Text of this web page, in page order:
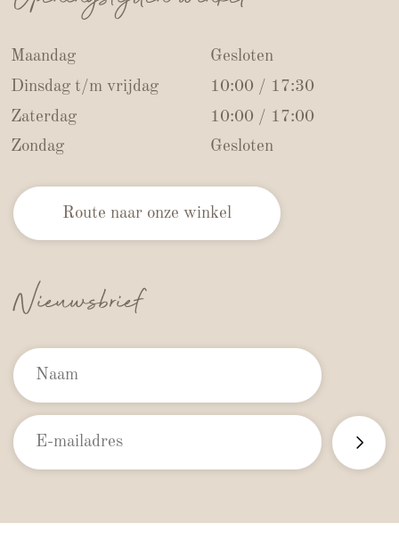
Maandag
Gesloten
Dinsdag t/m vrijdag
10:00 / 17:30
Zaterdag
10:00 / 17:00
Zondag
Gesloten
Route naar onze winkel
Nieuwsbrief